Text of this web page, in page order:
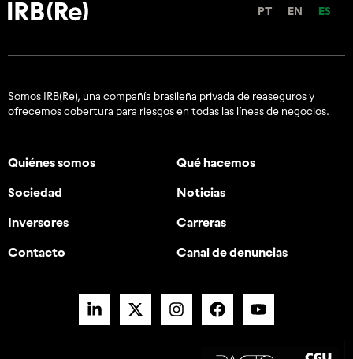
PT EN ES
Somos IRB(Re), una compañía brasileña privada de reaseguros y
ofrecemos cobertura para riesgos en todas las líneas de negocios.
Quiénes somos Qué hacemos
Sociedad Noticias
Inversores Carreras
Contacto Canal de denuncias